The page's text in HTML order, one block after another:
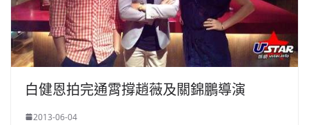
白健恩拍完通霄撐趙薇及關錦鵬導演
2013-06-04